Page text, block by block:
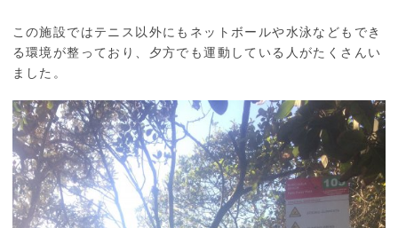
この施設ではテニス以外にもネットボールや水泳などもでき
る環境が整っており、夕方でも運動している人がたくさんい
ました。